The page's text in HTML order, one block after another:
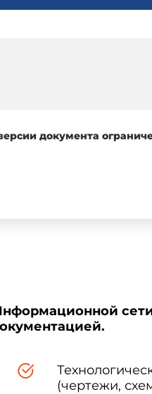
документа
сети
(чертежи,